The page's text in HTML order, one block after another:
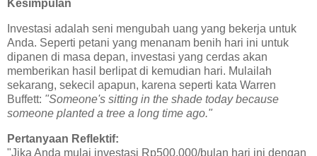
Kesimpulan
Investasi adalah seni mengubah uang yang bekerja untuk
Anda. Seperti petani yang menanam benih hari ini untuk
dipanen di masa depan, investasi yang cerdas akan
memberikan hasil berlipat di kemudian hari. Mulailah
sekarang, sekecil apapun, karena seperti kata Warren
Buffett: "Someone's sitting in the shade today because
someone planted a tree a long time ago."
Pertanyaan Reflektif:
"Jika Anda mulai investasi Rp500.000/bulan hari ini dengan